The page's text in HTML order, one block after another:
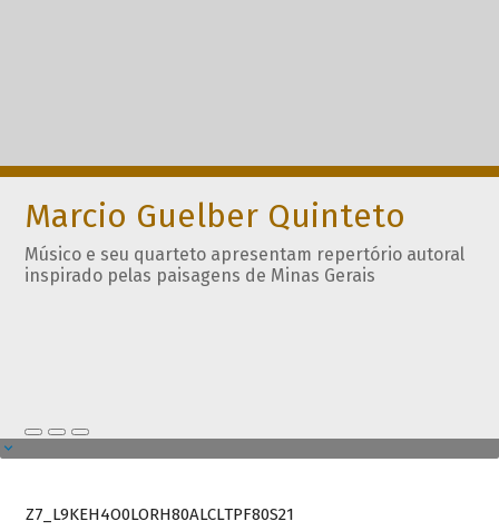
Marcio Guelber Quinteto
Músico e seu quarteto apresentam repertório autoral
inspirado pelas paisagens de Minas Gerais
Z7_L9KEH4O0LORH80ALCLTPF80S21